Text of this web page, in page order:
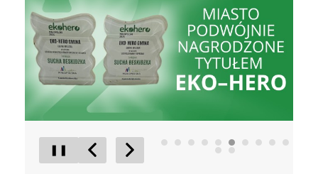
❚❚
Poprzedni Element
Następny Element